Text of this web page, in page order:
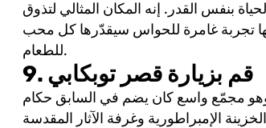
بنفس القدر. إنه المكان المثالي لتذوق
تجربة غامرة للحواس سيقدّرها كل محب
للطعام.
9. قم بزيارة قصر توبكابي
مجمّع واسع كان يضم في السابق حكام